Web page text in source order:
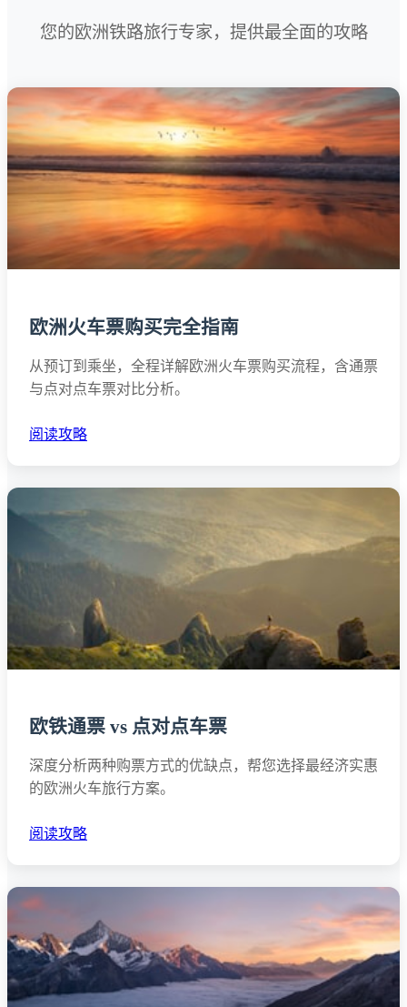
您的欧洲铁路旅行专家，提供最全面的攻略
欧洲火车票购买完全指南
从预订到乘坐，全程详解欧洲火车票购买流程，含通票
与点对点车票对比分析。
阅读攻略
欧铁通票 vs 点对点车票
深度分析两种购票方式的优缺点，帮您选择最经济实惠
的欧洲火车旅行方案。
阅读攻略